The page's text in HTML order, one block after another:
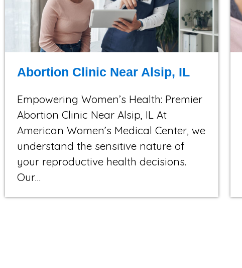
Abortion Clinic Near Alsip, IL
Empowering Women’s Health: Premier
Abortion Clinic Near Alsip, IL At
American Women’s Medical Center, we
understand the sensitive nature of
your reproductive health decisions.
Our…